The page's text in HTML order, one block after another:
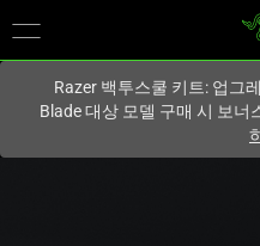
Razer 백투스쿨 키트: 업그
Blade 대상 모델 구매 시 보너